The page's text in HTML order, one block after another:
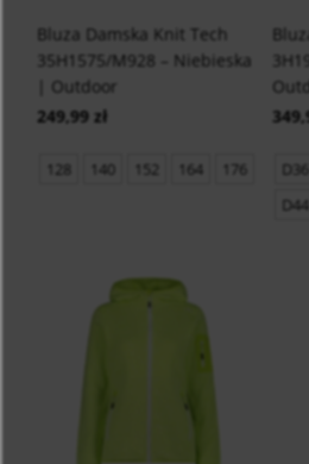
Bluza Damska Knit Tech
35H1575/M928 – Niebieska
| Outdoor
249,99 zł
128 140 152 164 176 D36
D44